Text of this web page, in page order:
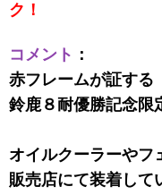
ク！
コメント ：
赤フレームが証する
鈴鹿８耐優勝記念限
オイルクーラーやフ
販売店にて装着して